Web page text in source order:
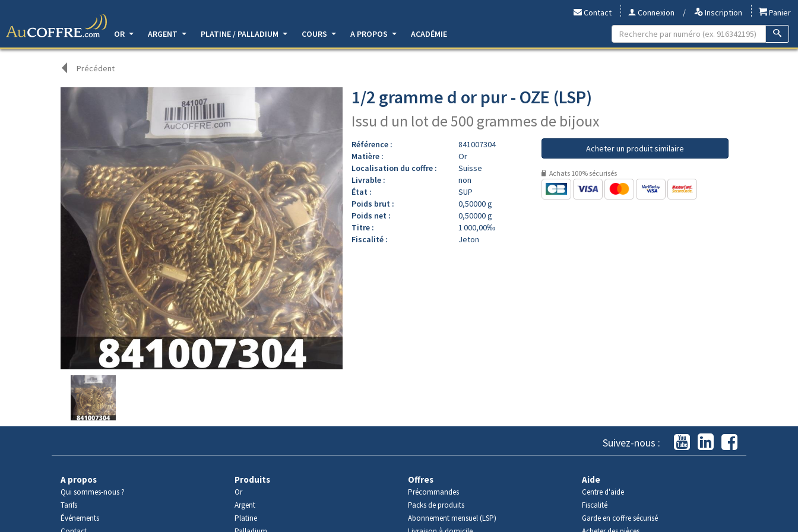
Contact Connexion / Inscription
Panier
OR
ARGENT PLATINE / PALLADIUM COURS A PROPOS ACADÉMIE
Précédent
Avers
produit
1/2 gramme d or pur - OZE (LSP)
Issu d un lot de 500 grammes de bijoux
Référence :
841007304
Matière :
Or
Localisation du coffre :
Suisse
Livrable :
non
État :
SUP
Poids brut :
0,50000 g
Poids net :
0,50000 g
Titre :
1 000,00‰
Fiscalité :
Jeton
Acheter un produit similaire
Achats 100% sécurisés
Suivez-nous :
A propos
Qui sommes-nous ?
Tarifs
Événements
Produits
Or
Argent
Platine
Offres
Précommandes
Packs de produits
Abonnement mensuel (LSP)
Aide
Centre d'aide
Fiscalité
Garde en coffre sécurisé